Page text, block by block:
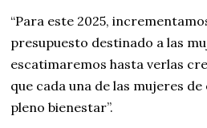
“Para este 2025,
presupuesto destinado a las
escatimaremos hasta verlas
que cada una de las mujeres
pleno bienestar”.